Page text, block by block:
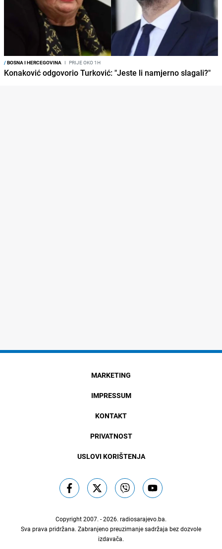
/BOSNA I HERCEGOVINA I PRIJE OKO 1H
Konaković odgovorio Turković: "Jeste li namjerno slagali?"
MARKETING
IMPRESSUM
KONTAKT
PRIVATNOST
USLOVI KORIŠTENJA
Copyright 2007. - 2026. radiosarajevo.ba.
Sva prava pridržana. Zabranjeno preuzimanje sadržaja bez dozvole
izdavača.